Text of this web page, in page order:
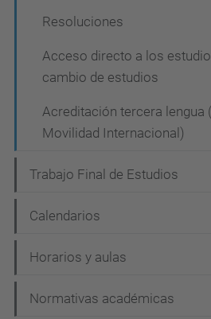
Resoluciones
Acceso directo a los
cambio de estudios
Acreditación tercera lengua
Movilidad Internacional)
Trabajo Final de Estudios
Calendarios
Horarios y aulas
Normativas académicas